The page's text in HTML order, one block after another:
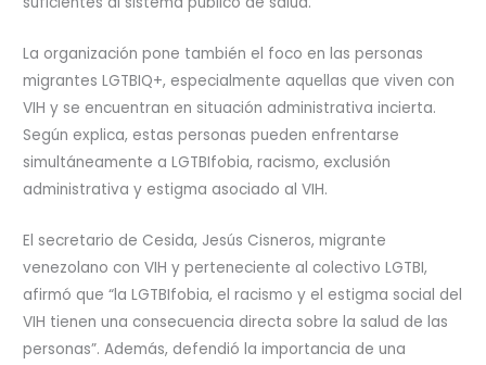
La organización pone también el foco en las personas
migrantes LGTBIQ+, especialmente aquellas que viven con
VIH y se encuentran en situación administrativa incierta.
Según explica, estas personas pueden enfrentarse
simultáneamente a LGTBIfobia, racismo, exclusión
administrativa y estigma asociado al VIH.
El secretario de Cesida, Jesús Cisneros, migrante
venezolano con VIH y perteneciente al colectivo LGTBI,
afirmó que “la LGTBIfobia, el racismo y el estigma social del
VIH tienen una consecuencia directa sobre la salud de las
personas”. Además, defendió la importancia de una